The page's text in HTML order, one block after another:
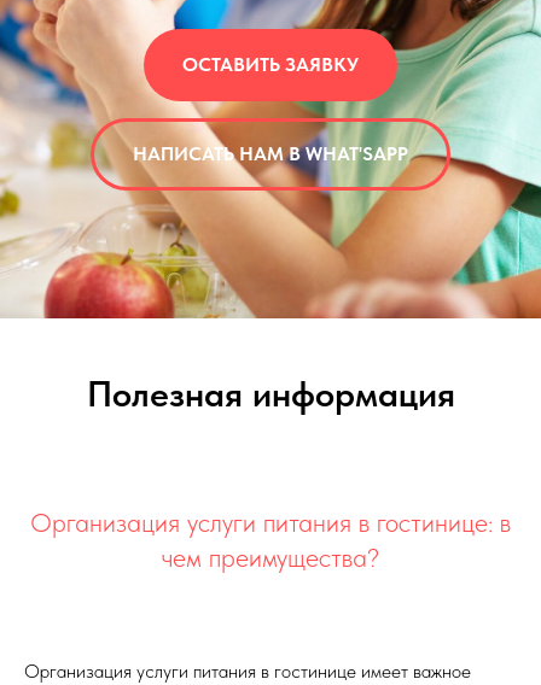
ОСТАВИТЬ ЗАЯВКУ
НАПИСАТЬ НАМ В WHAT'SAPP
Полезная информация
Организация услуги питания в гостинице: в
чем преимущества?
Организация услуги питания в гостинице имеет важное